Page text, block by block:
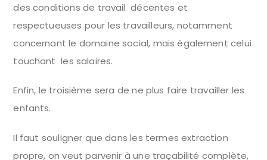
des conditions de travail décentes et
respectueuses pour les travailleurs, notamment
concernant le domaine social, mais également celui
touchant les salaires.
Enfin, le troisième sera de ne plus faire travailler les
enfants.
Il faut souligner que dans les termes extraction
propre, on veut parvenir à une traçabilité complète,